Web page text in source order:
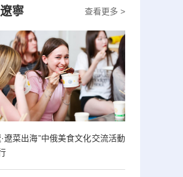
查看更多 >
寧
遼菜出海”中俄美食文化交流活動